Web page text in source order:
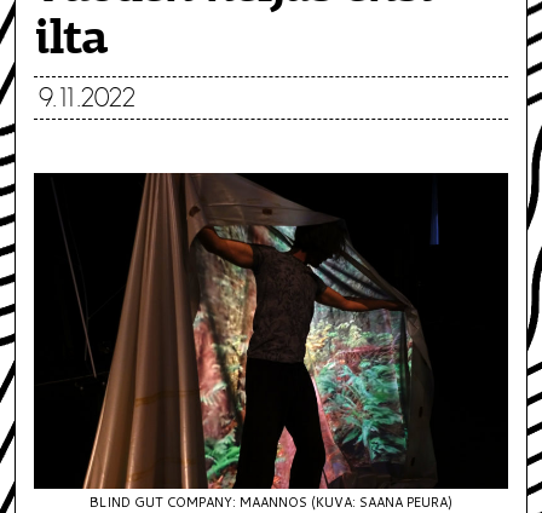
ilta
9.11.2022
BLIND GUT COMPANY: MAANNOS (KUVA: SAANA PEURA)